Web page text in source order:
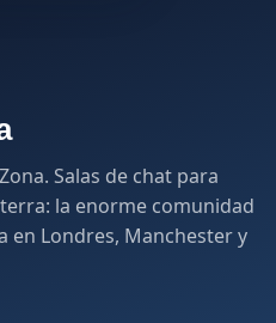
Salas de chat para
la enorme comunidad
en Londres, Manchester y